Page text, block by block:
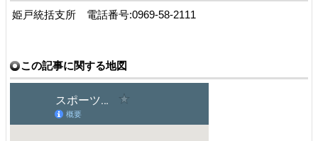
姫戸統括支所 電話番号:0969-58-2111
この記事に関する地図